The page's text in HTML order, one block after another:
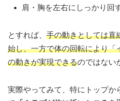
肩・胸を左右にしっかり回
とすれば、 手の動きとしては直
始し、一方で体の回転により「
の動きが実現できるのではない
実際やってみて、特にトップか